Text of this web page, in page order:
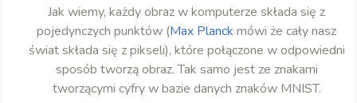
Jak wiemy, każdy obraz w komputerze składa się z
pojedynczych punktów (Max Planck mówi że cały nasz
świat składa się z pikseli), które połączone w odpowiedni
sposób tworzą obraz. Tak samo jest ze znakami
tworzącymi cyfry w bazie danych znaków MNIST.